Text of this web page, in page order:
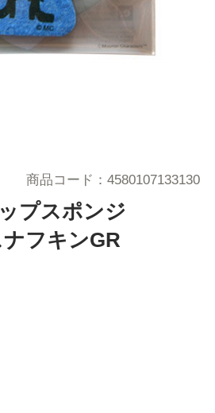
プスポンジ
フキンGR
商品コード 4580107133130